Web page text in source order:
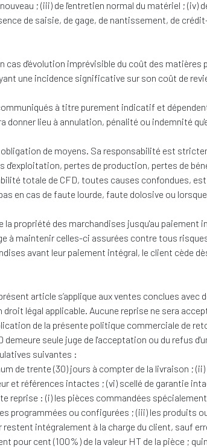
; (iii) de l'entretien normal du matériel ;
de saisie, de gage, de nantissement, de
cas d'évolution imprévisible du coût des
une incidence significative sur son coût de
à titre purement indicatif et
lieu à annulation, pénalité ou indemnité
obligation de moyens. Sa responsabilité est
d'exploitation, pertes de production, pertes de
totale de CFD, toutes causes confondues,
en cas de faute lourde, faute dolosive ou
la propriété des marchandises jusqu'au
à maintenir celles-ci assurées contre tous
avant leur paiement intégral, le client cède
article s’applique aux ventes conclues
légal applicable. Aucune reprise ne sera
de la présente politique commerciale de
seule juge de l'acceptation ou du refus
suivantes :
de trente (30) jours à compter de la livraison ;
et références intactes ; (vi) scellé de garantie
reprise : (i) les pièces commandées
programmées ou configurées ; (iii) les produits
intégralement à la charge du client, sauf
pour cent (100%) de la valeur HT de la pièce ;